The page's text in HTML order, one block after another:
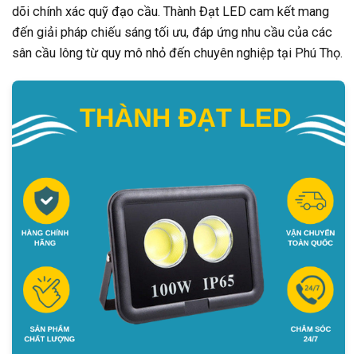
dõi chính xác quỹ đạo cầu. Thành Đạt LED cam kết mang
đến giải pháp chiếu sáng tối ưu, đáp ứng nhu cầu của các
sân cầu lông từ quy mô nhỏ đến chuyên nghiệp tại Phú Thọ.